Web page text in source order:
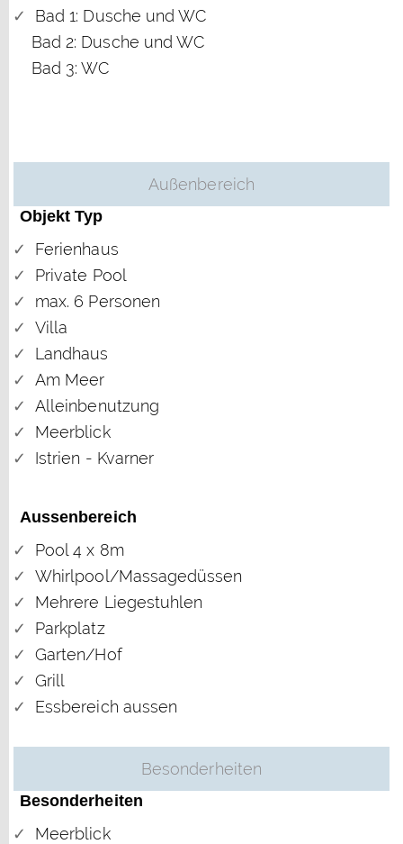
Bad 1: Dusche und WC
Bad 2: Dusche und WC
Bad 3: WC
Außenbereich
Objekt Typ
Ferienhaus
Private Pool
max. 6 Personen
Villa
Landhaus
Am Meer
Alleinbenutzung
Meerblick
Istrien - Kvarner
Aussenbereich
Pool 4 x 8m
Whirlpool/Massagedüssen
Mehrere Liegestuhlen
Parkplatz
Garten/Hof
Grill
Essbereich aussen
Besonderheiten
Besonderheiten
Meerblick